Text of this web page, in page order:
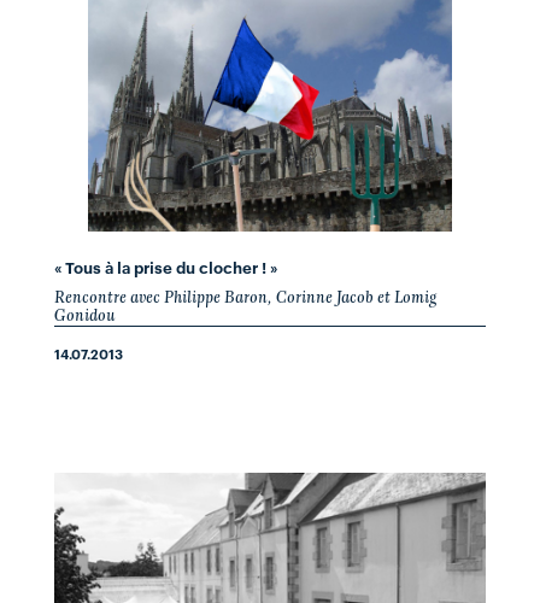
« Tous à la prise du clocher ! »
Rencontre avec Philippe Baron, Corinne Jacob et Lomig
Gonidou
14.07.2013